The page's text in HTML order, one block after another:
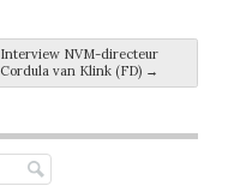
Interview NVM-directeur
Cordula van Klink (FD) →